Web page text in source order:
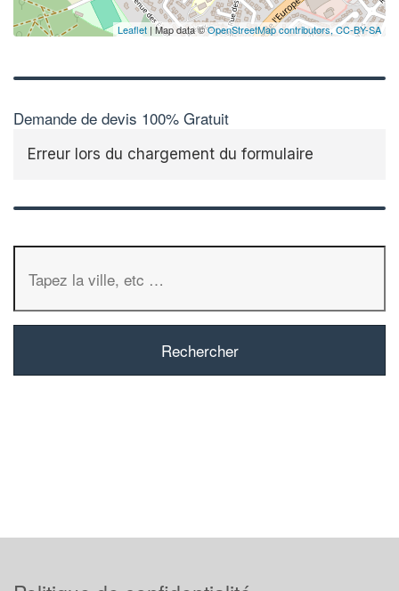
Leaflet | Map data ©OpenStreetMap contributors,CC-BY-SA
Demande de devis 100% Gratuit
Erreur lors du chargement du formulaire